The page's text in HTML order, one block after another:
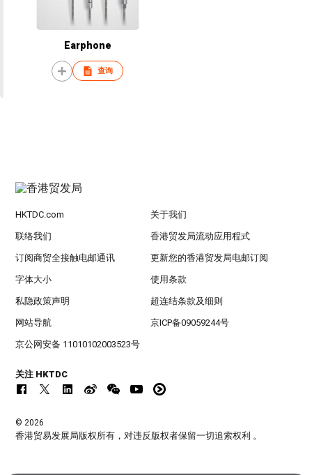
Earphone
查询
HKTDC.com 关于我们
联络我们 香港贸发局流动应用程式
订阅商贸全接触电邮通讯 更新您的香港贸发局电邮订阅
字体大小 使用条款
私隐政策声明 超连结条款及细则
网站导航 京ICP备09059244号
京公网安备 11010102003523号
关注 HKTDC
© 2026
香港贸易发展局版权所有，对违反版权者保留一切追索权利 。